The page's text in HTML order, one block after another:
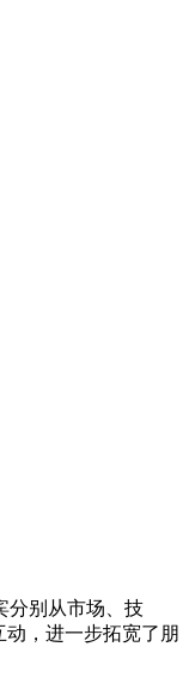
分别从市场、技
，进一步拓宽了朋